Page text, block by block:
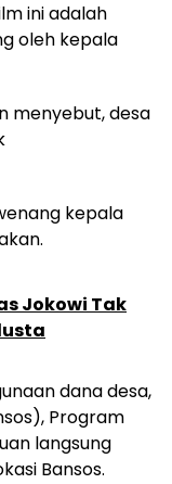
ini adalah
oleh kepala
menyebut, desa
kepala
Jokowi Tak
dana desa,
Program
langsung
Bansos.